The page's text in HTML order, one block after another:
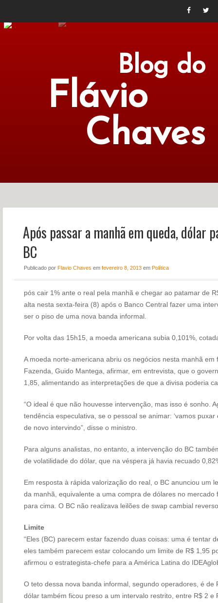
Blog do
Flávio
Chaves
NOTÍCIAS PERFIL
Após passar a manhã em queda, dólar
BC
Publicado por Flavio Chaves em fevereiro 8, 2013em Política
pós cair 1% ante o real pela manhã e chegar ao patamar de
alta nesta sexta-feira (8) após o Banco Central fazer uma
ser o piso de uma nova banda informal.
Por volta das 15h15, a moeda americana subia 0,101%,
A moeda norte-americana abriu os negócios nesta manhã em
Fazenda, Guido Mantega, afirmar, em entrevista, que o
1,85, alimentando as interpretações de que a divisa poderia
“O ideal é que não houvesse intervenção, mas isso é sonho.
tendência especulativa, se o pessoal se animar: ‘vamos
de novo intervindo”, disse o ministro.
Para alguns analistas, no entanto, a intervenção do BC
de volatilidade do dólar, que na véspera já havia recuado
Em resposta à rápida valorização do real, o BC anunciou um
da manhã, equivalente a uma compra de dólares no
para cima. O BC não realizava leilões de swap cambial
Limite
“Eles (BC) parecem estar fazendo duas coisas: uma é tentar
eles também parecem estar colocando um limite de R$ 1,95
afirmou o estrategista-chefe para a América Latina do
O teto dessa nova banda informal, segundo operadores, é
dólar também ficou preso a um intervalo restrito, entre R$ 2 e